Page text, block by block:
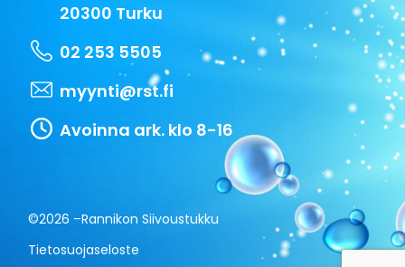
20300 Turku
02 253 5505
myynti@rst.fi
Avoinna ark. klo 8-16
©2026 –Rannikon Siivoustukku
Tietosuojaseloste